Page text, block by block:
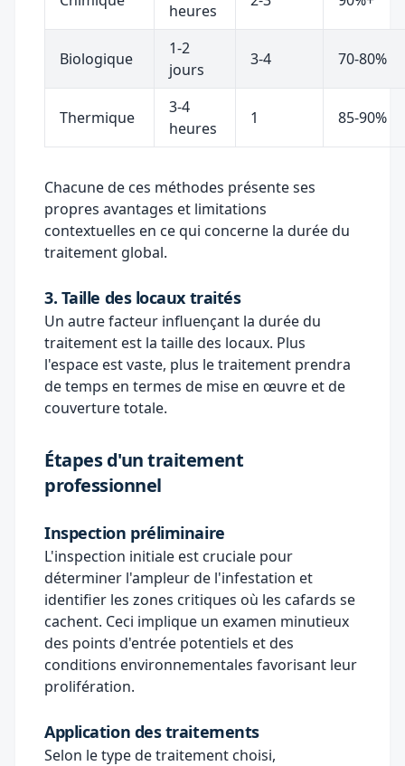
heures
Biologique
1-2
jours
3-4 70-80%
Thermique
3-4
heures
1 85-90%
Chacune de ces méthodes présente ses
propres avantages et limitations
contextuelles en ce qui concerne la durée du
traitement global.
3. Taille des locaux traités
Un autre facteur influençant la durée du
traitement est la taille des locaux. Plus
l'espace est vaste, plus le traitement prendra
de temps en termes de mise en œuvre et de
couverture totale.
Étapes d'un traitement
professionnel
Inspection préliminaire
L'inspection initiale est cruciale pour
déterminer l'ampleur de l'infestation et
identifier les zones critiques où les cafards se
cachent. Ceci implique un examen minutieux
des points d'entrée potentiels et des
conditions environnementales favorisant leur
prolifération.
Application des traitements
Selon le type de traitement choisi,